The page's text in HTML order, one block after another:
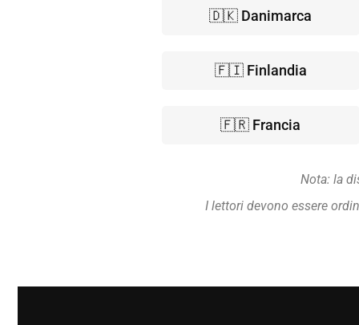
🇩🇰 Danimarca
🇫🇮 Finlandia
🇫🇷 Francia
Nota: la
I lettori devono essere